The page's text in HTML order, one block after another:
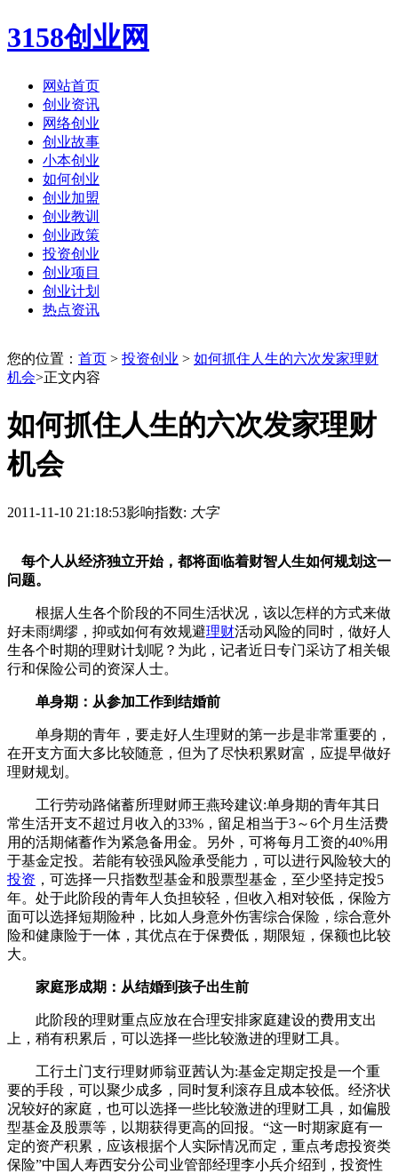
3158创业网
网站首页
创业资讯
网络创业
创业故事
小本创业
如何创业
创业加盟
创业教训
创业政策
投资创业
创业项目
创业计划
热点资讯
您的位置： 首页 > 投资创业 > 如何抓住人生的六次发家理财
机会>正文内容
如何抓住人生的六次发家理财
机会
2011-11-10 21:18:53影响指数: 大字
每个人从经济独立开始，都将面临着财智人生如何规划这一
问题。
根据人生各个阶段的不同生活状况，该以怎样的方式来做
好未雨绸缪，抑或如何有效规避理财活动风险的同时，做好人
生各个时期的理财计划呢？为此，记者近日专门采访了相关银
行和保险公司的资深人士。
单身期：从参加工作到结婚前
单身期的青年，要走好人生理财的第一步是非常重要的，
在开支方面大多比较随意，但为了尽快积累财富，应提早做好
理财规划。
工行劳动路储蓄所理财师王燕玲建议:单身期的青年其日
常生活开支不超过月收入的33%，留足相当于3～6个月生活费
用的活期储蓄作为紧急备用金。另外，可将每月工资的40%用
于基金定投。若能有较强风险承受能力，可以进行风险较大的
投资 ，可选择一只指数型基金和股票型基金，至少坚持定投5
年。处于此阶段的青年人负担较轻，但收入相对较低，保险方
面可以选择短期险种，比如人身意外伤害综合保险，综合意外
险和健康险于一体，其优点在于保费低，期限短，保额也比较
大。
家庭形成期：从结婚到孩子出生前
此阶段的理财重点应放在合理安排家庭建设的费用支出
上，稍有积累后，可以选择一些比较激进的理财工具。
工行土门支行理财师翁亚茜认为:基金定期定投是一个重
要的手段，可以聚少成多，同时复利滚存且成本较低。经济状
况较好的家庭，也可以选择一些比较激进的理财工具，如偏股
型基金及股票等，以期获得更高的回报。“这一时期家庭有一
定的资产积累，应该根据个人实际情况而定，重点考虑投资类
保险”中国人寿西安分公司业管部经理李小兵介绍到，投资性